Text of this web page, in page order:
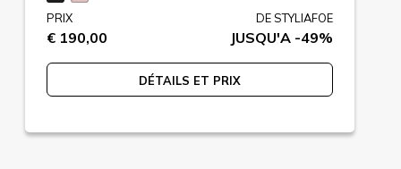
PRIX
€ 190,00
DE STYLIAFOE
JUSQU'A -49%
DÉTAILS ET PRIX